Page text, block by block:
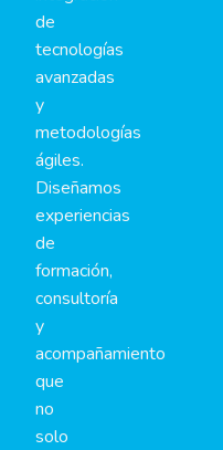
de
tecnologías
avanzadas
y
metodologías
ágiles.
Diseñamos
experiencias
de
formación,
consultoría
y
acompañamiento
que
no
solo